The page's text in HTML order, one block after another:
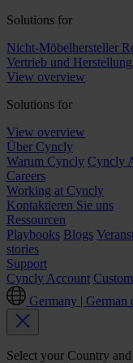
Solutions for
Nicht-Möbelhersteller
Vertrieb und
View overview
Solutions for
View overview
Über Cyncly
Warum Cyncly Cyncly
Careers
Working at Cyncly
Kontaktieren Sie uns
Ressourcen
Playbooks Blogs
stories
Support
Cyncly Account
Germany | German
Select your Country